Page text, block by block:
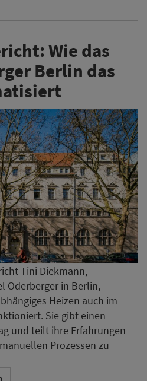
Wie das
Berlin das
Tini Diekmann,
Oderberger in Berlin,
Heizen auch im
Sie gibt einen
und teilt ihre Erfahrungen
Prozessen zu